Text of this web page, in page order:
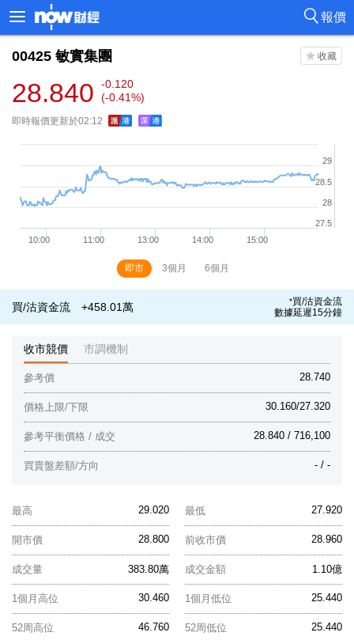
報價
00425 敏實集團
28.840
-0.120
(-0.41%)
即時報價更新於02:12
即市 3個月 6個月
買/沽資金流 +458.01萬 *買/沽資金流
數據延遲15分鐘
收市競價 市調機制
28.740
參考價
30.160/27.320
價格上限/下限
28.840 / 716,100
參考平衡價格 / 成交
- / -
買賣盤差額/方向
29.020
最高 27.920
最低
28.800
開市價 28.960
前收市價
383.80萬
成交量 1.10億
成交金額
30.460
1個月高位 25.440
1個月低位
46.760
52周高位 25.440
52周低位